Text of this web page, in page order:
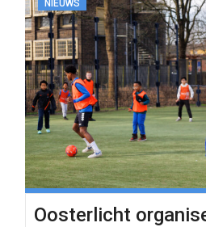
NIEUWS
Oosterlicht